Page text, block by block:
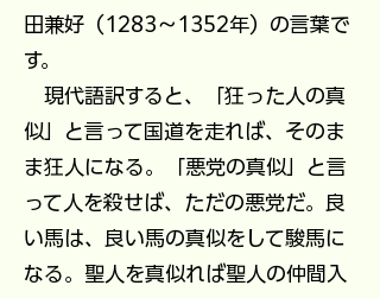
田兼好（1283～ 1352年）の言葉で
す。
現代語訳すると、
「狂った人の真
似」と言って国道を走れば、そのま
ま狂人になる。「悪党の真似」と言
って人を殺せば、ただの悪党だ。良
い馬は、良い馬の真似をして駿馬に
なる。聖人を真似れば聖人の仲間入